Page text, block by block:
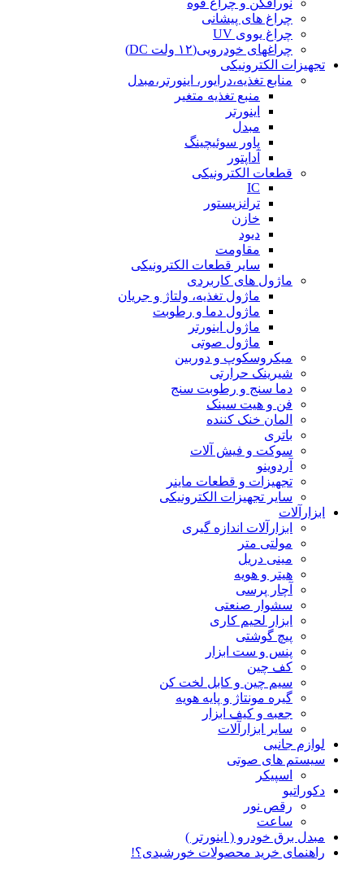
نورافکن و چراغ قوه
چراغ های پیشانی
چراغ یووی UV
چراغهای خودرویی(۱۲ ولت DC)
تجهیزات الکترونیکی
منابع تغذیه،درایور، اینورتر،مبدل
منبع تغذیه متغیر
اینورتر
مبدل
پاور سوئیچینگ
آداپتور
قطعات الکترونیکی
IC
ترانزیستور
خازن
دیود
مقاومت
سایر قطعات الکترونیکی
ماژول های کاربردی
ماژول تغذیه، ولتاژ و جریان
ماژول دما و رطوبت
ماژول اینورتر
ماژول صوتی
میکروسکوپ و دوربین
شیرینک حرارتی
دما سنج و رطوبت سنج
فن و هیت سینک
المان خنک کننده
باتری
سوکت و فیش آلات
آردوینو
تجهیزات و قطعات ماینر
سایر تجهیزات الکترونیکی
ابزارآلات
ابزارآلات اندازه گیری
مولتی متر
مینی دریل
هیتر و هویه
آچار پرسی
سشوار صنعتی
ابزار لحیم کاری
پیچ گوشتی
پنس و ست ابزار
کف چین
سیم چین و کابل لخت کن
گیره مونتاژ و پایه هویه
جعبه و کیف ابزار
سایر ابزارآلات
لوازم جانبی
سیستم های صوتی
اسپیکر
دکوراتیو
رقص نور
ساعت
مبدل برق خودرو ( اینورتر )
راهنمای خرید محصولات خورشیدی؟!